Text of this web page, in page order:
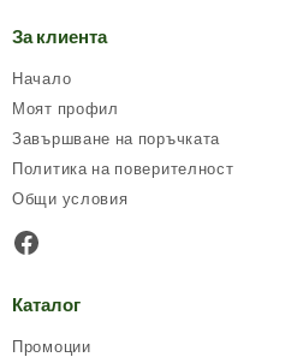
За клиента
Начало
Моят профил
Завършване на поръчката
Политика на поверителност
Общи условия
Facebook
Каталог
Промоции